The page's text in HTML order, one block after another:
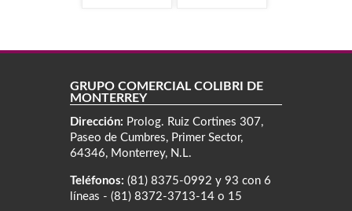
GRUPO COMERCIAL COLIBRÍ DE
MONTERREY
Dirección: Prolog. Ruiz Cortines 307,
Paseo de Cumbres, Primer Sector,
64346, Monterrey, N.L.
Teléfonos: (81) 8375-0992 y 93 con 6
líneas - (81) 8372-3713-14 o 15